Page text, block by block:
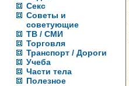
Секс
Советы и
советующие
ТВ / СМИ
Торговля
Транспорт / Дороги
Учеба
Части тела
Полезное